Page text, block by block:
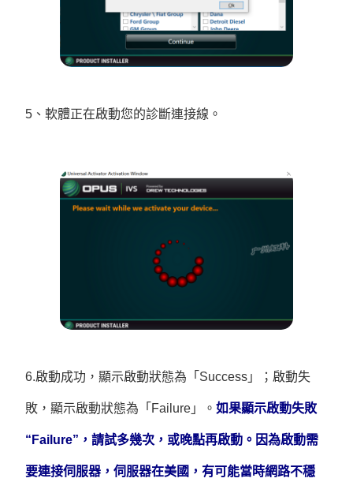
5、軟體正在啟動您的診斷連接線。
6.啟動成功，顯示啟動狀態為「Success」；啟動失
敗，顯示啟動狀態為「Failure」。如果顯示啟動失敗
“Failure”，請試多幾次，或晚點再啟動。因為啟動需
要連接伺服器，伺服器在美國，有可能當時網路不穩